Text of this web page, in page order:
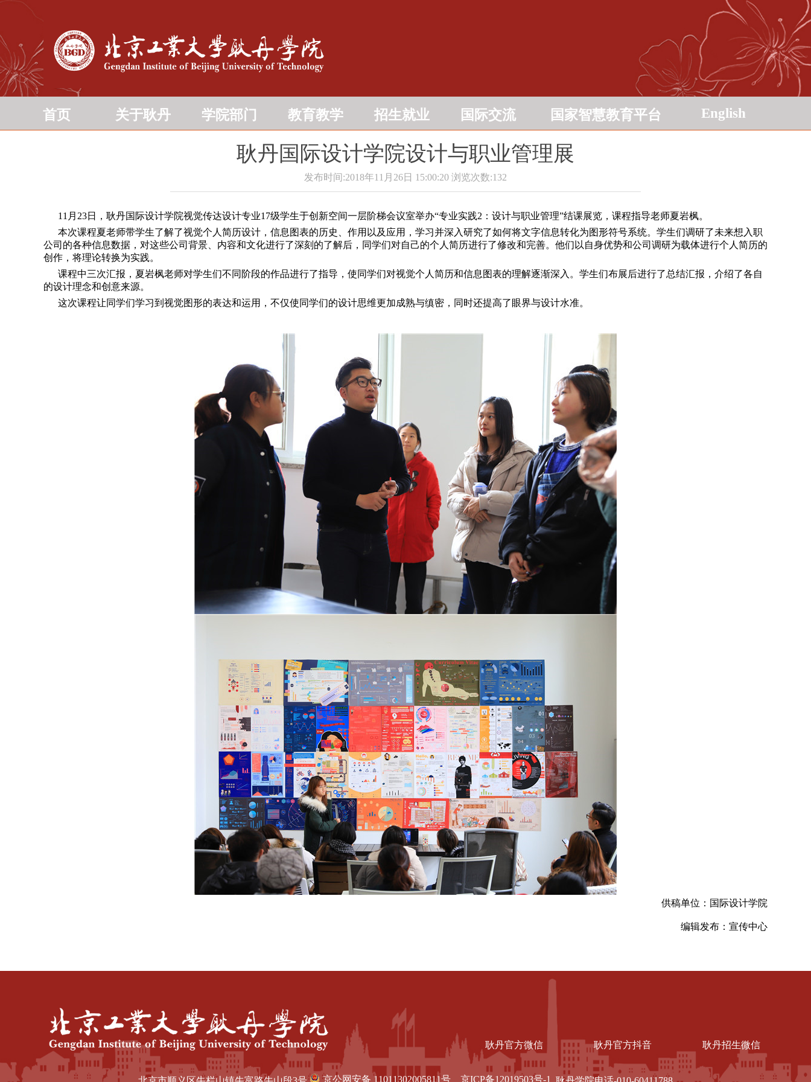
首页 关于耿丹 学院部门 教育教学 招生就业 国际交流 国家智慧教育平台 English
耿丹国际设计学院设计与职业管理展
发布时间:2018年11月26日 15:00:20 浏览次数:132
11月23日，耿丹国际设计学院视觉传达设计专业17级学生于创新空间一层阶梯会议室举办“专业实践2：设计与职业管理”结课展览，课程指导老师夏岩枫。
本次课程夏老师带学生了解了视觉个人简历设计，信息图表的历史、作用以及应用，学习并深入研究了如何将文字信息转化为图形符号系统。学生们调研了未来想入职
公司的各种信息数据，对这些公司背景、内容和文化进行了深刻的了解后，同学们对自己的个人简历进行了修改和完善。他们以自身优势和公司调研为载体进行个人简历的
创作，将理论转换为实践。
课程中三次汇报，夏岩枫老师对学生们不同阶段的作品进行了指导，使同学们对视觉个人简历和信息图表的理解逐渐深入。学生们布展后进行了总结汇报，介绍了各自
的设计理念和创意来源。
这次课程让同学们学习到视觉图形的表达和运用，不仅使同学们的设计思维更加成熟与缜密，同时还提高了眼界与设计水准。
供稿单位：国际设计学院
编辑发布：宣传中心
耿丹招生微信
耿丹官方抖音
耿丹官方微信
京公网安备 11011302005811号 京ICP备12019503号-1